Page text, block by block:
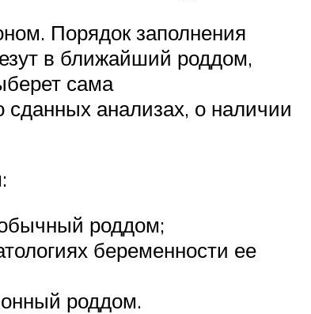
Порядок заполнения
в ближайший роддом,
сама
анализах, о наличии
роддом;
беременности ее
роддом.